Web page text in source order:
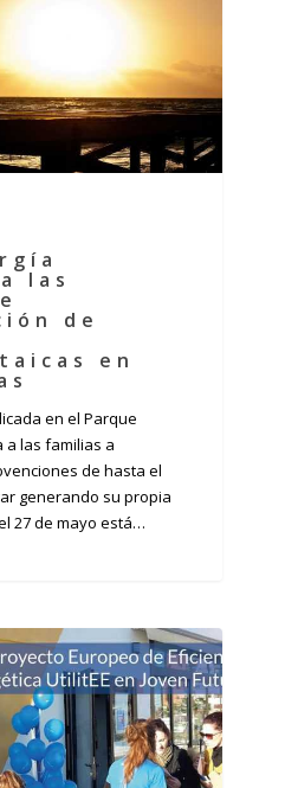
las
de
en
en el Parque
a las familias a
de hasta el
generando su propia
27 de mayo está…